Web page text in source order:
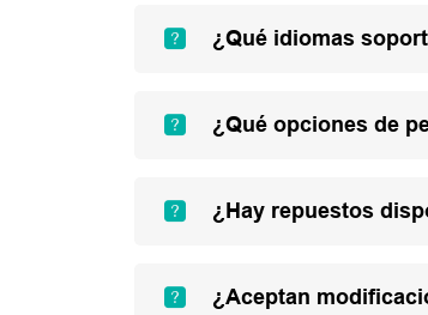
¿Qué idiomas
¿Qué opciones de
¿Hay repuestos
¿Aceptan